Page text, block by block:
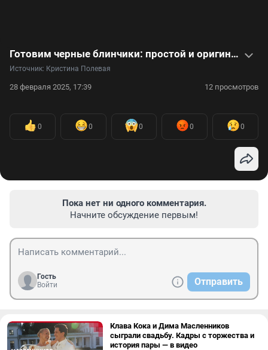
Готовим черные блинчики: простой и оригинальный видеорецепт на Масленицу
Источник: Кристина Полевая
28 февраля 2025, 17:39 12 просмотров
0 0 0 0 0
Пока нет ни одного комментария.
Начните обсуждение первым!
Гость
Войти
Отправить
Клава Кока и Дима Масленников
сыграли свадьбу. Кадры с торжества и
история пары — в видео